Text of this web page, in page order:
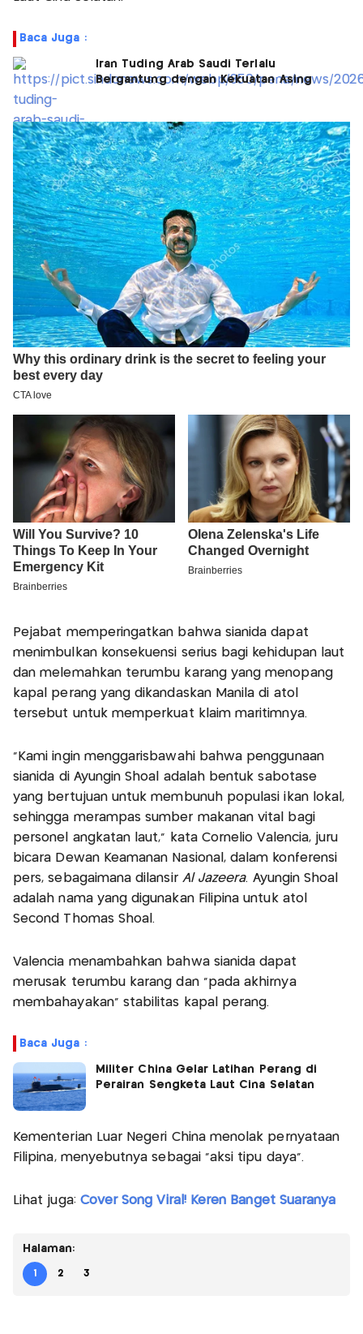
Baca Juga :
Iran Tuding Arab Saudi Terlalu
Bergantung dengan Kekuatan Asing
Pejabat memperingatkan bahwa sianida dapat
menimbulkan konsekuensi serius bagi kehidupan laut
dan melemahkan terumbu karang yang menopang
kapal perang yang dikandaskan Manila di atol
tersebut untuk memperkuat klaim maritimnya.
“Kami ingin menggarisbawahi bahwa penggunaan
sianida di Ayungin Shoal adalah bentuk sabotase
yang bertujuan untuk membunuh populasi ikan lokal,
sehingga merampas sumber makanan vital bagi
personel angkatan laut,” kata Cornelio Valencia, juru
bicara Dewan Keamanan Nasional, dalam konferensi
pers, sebagaimana dilansir Al Jazeera. Ayungin Shoal
adalah nama yang digunakan Filipina untuk atol
Second Thomas Shoal.
Valencia menambahkan bahwa sianida dapat
merusak terumbu karang dan “pada akhirnya
membahayakan” stabilitas kapal perang.
Baca Juga :
Militer China Gelar Latihan Perang di
Perairan Sengketa Laut Cina Selatan
Kementerian Luar Negeri China menolak pernyataan
Filipina, menyebutnya sebagai “aksi tipu daya”.
Lihat juga: Cover Song Viral! Keren Banget Suaranya
Halaman:
1 2 3